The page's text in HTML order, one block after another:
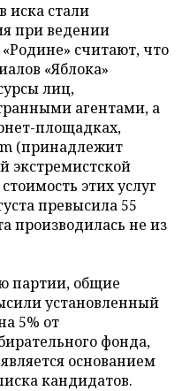
иска стали
при ведении
считают, что
«Яблока»
лиц,
агентами, а
площадках,
(принадлежит
экстремистской
этих услуг
превысила 55
производилась не из
партии, общие
установленный
5% от
фонда,
основанием
кандидатов.